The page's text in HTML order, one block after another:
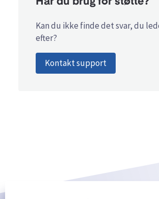
Kan du ikke finde det svar, du
efter?
Kontakt support